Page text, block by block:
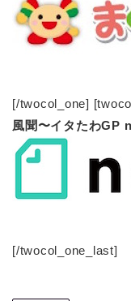
[/twocol_one]
風聞〜イタたわGP
[/twocol_one_last]